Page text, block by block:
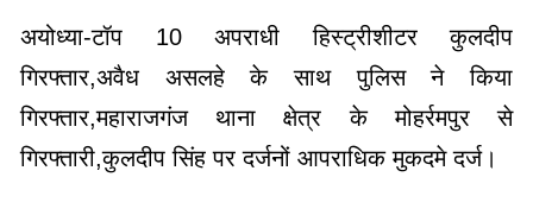
अयोध्या-टॉप 10 अपराधी हिस्ट्रीशीटर कुलदीप
गिरफ्तार,अवैध असलहे के साथ पुलिस ने किया
गिरफ्तार,महाराजगंज थाना क्षेत्र के मोहर्रमपुर से
गिरफ्तारी,कुलदीप सिंह पर दर्जनों आपराधिक मुकदमे दर्ज।